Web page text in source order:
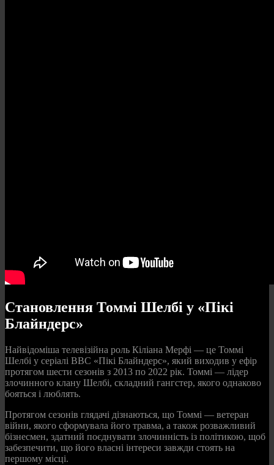
Становлення Томмі Шелбі у «Пікі
Блайндерс»
Найвідоміша телевізійна роль Кіліана Мерфі — це Томмі
Шелбі у серіалі BBC «Пікі Блайндерс», який виходив у ефір
протягом шести сезонів з 2013 по 2022 рік. Томмі — лідер
злочинного клану Шелбі, складний гангстер, якого однаково
бояться і люблять.
Протягом сезонів глядачі дізнаються, що Томмі — ветеран
війни, якого сформувала його травма, а також розважливий
бізнесмен, здатний поєднувати злочинність із політикою, щоб
забезпечити, що його власні інтереси завжди стоять на
першому місці.